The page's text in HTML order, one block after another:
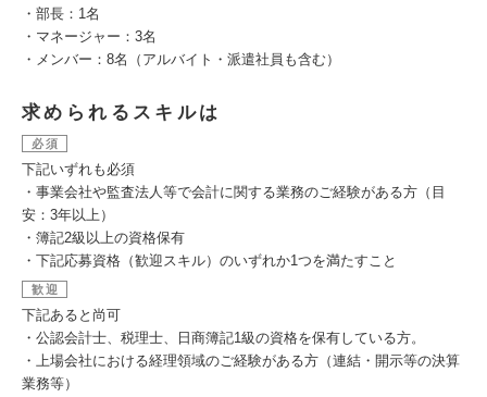
・部長：1名
・マネージャー：3名
・メンバー：8名（アルバイト・派遣社員も含む）
求められるスキルは
必須
下記いずれも必須
・事業会社や監査法人等で会計に関する業務のご経験がある方（目
安：3年以上）
・簿記2級以上の資格保有
・下記応募資格（歓迎スキル）のいずれか1つを満たすこと
歓迎
下記あると尚可
・公認会計士、税理士、日商簿記1級の資格を保有している方。
・上場会社における経理領域のご経験がある方（連結・開示等の決算
業務等）